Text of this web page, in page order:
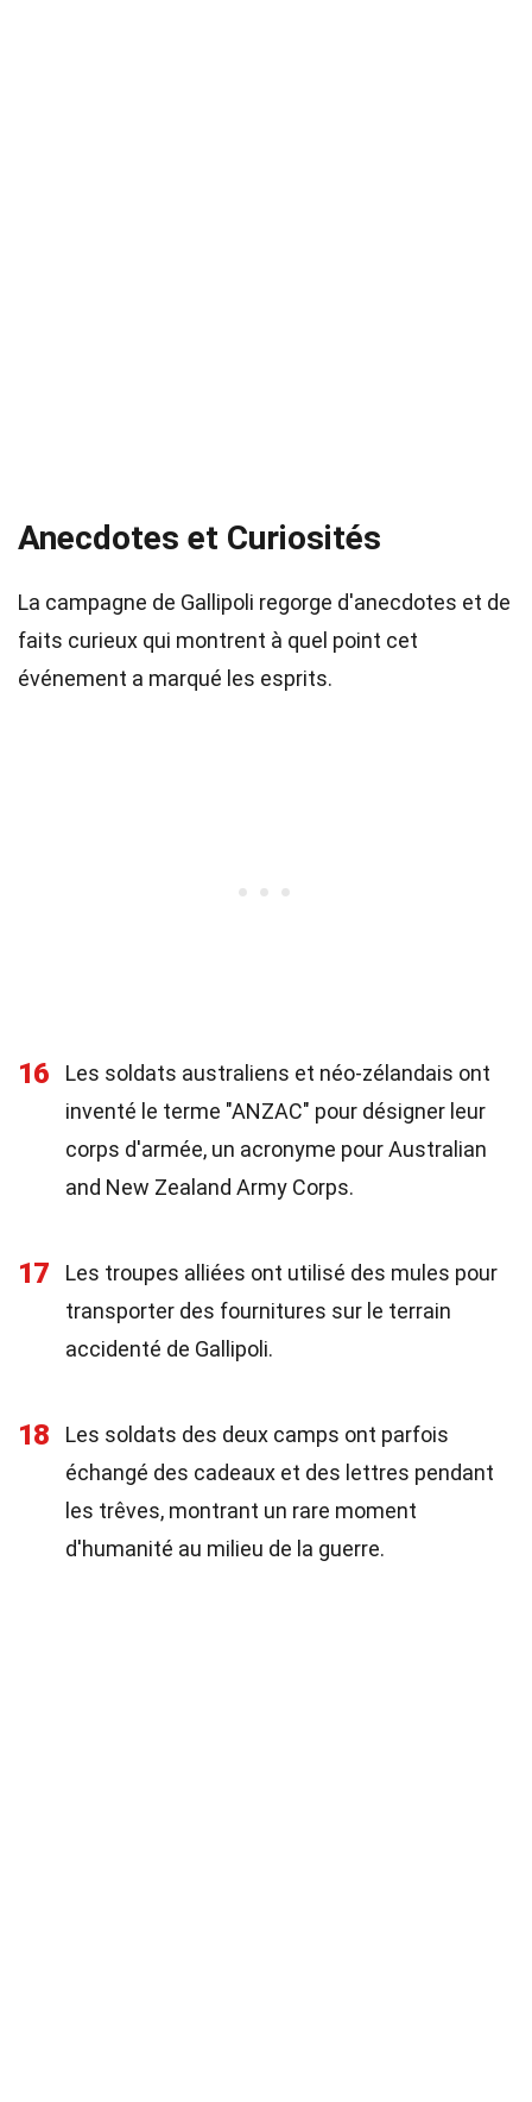
Anecdotes et Curiosités
La campagne de Gallipoli regorge d'anecdotes et de
faits curieux qui montrent à quel point cet
événement a marqué les esprits.
16
Les soldats australiens et néo-zélandais ont
inventé le terme "ANZAC" pour désigner leur
corps d'armée, un acronyme pour Australian
and New Zealand Army Corps.
17
Les troupes alliées ont utilisé des mules pour
transporter des fournitures sur le terrain
accidenté de Gallipoli.
18
Les soldats des deux camps ont parfois
échangé des cadeaux et des lettres pendant
les trêves, montrant un rare moment
d'humanité au milieu de la guerre.